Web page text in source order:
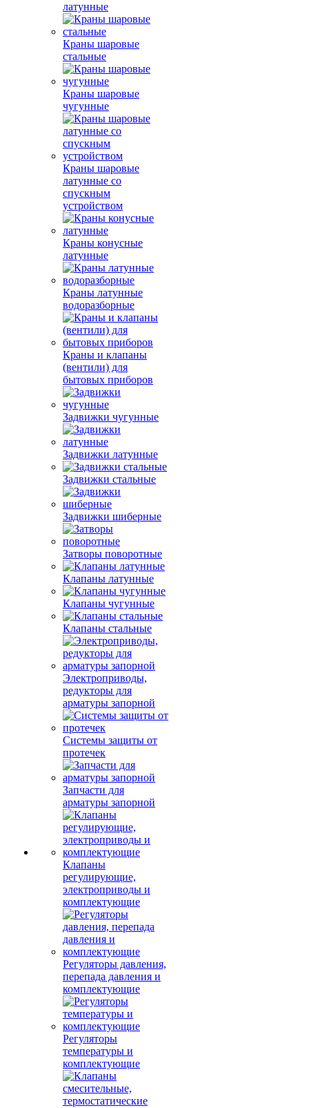
латунные
Краны шаровые
стальные
Краны шаровые
чугунные
Краны шаровые
латунные со
спускным
устройством
Краны конусные
латунные
Краны латунные
водоразборные
Краны и клапаны
(вентили) для
бытовых приборов
Задвижки чугунные
Задвижки латунные
Задвижки стальные
Задвижки шиберные
Затворы поворотные
Клапаны латунные
Клапаны чугунные
Клапаны стальные
Электроприводы,
редукторы для
арматуры запорной
Системы защиты от
протечек
Запчасти для
арматуры запорной
Клапаны
регулирующие,
электроприводы и
комплектующие
Регуляторы давления,
перепада давления и
комплектующие
Регуляторы
температуры и
комплектующие